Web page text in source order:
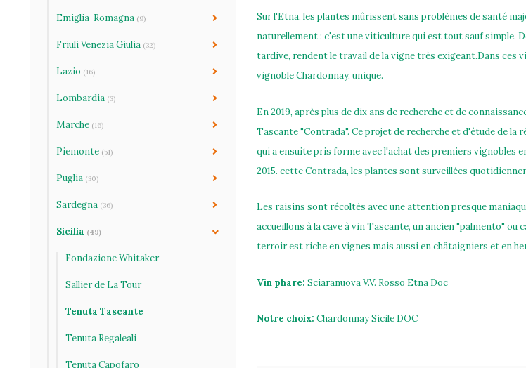
Emiglia-Romagna (9)
Friuli Venezia Giulia (32)
Lazio (16)
Lombardia (3)
Marche (16)
Piemonte (51)
Puglia (30)
Sardegna (36)
Sicilia (49)
Fondazione Whitaker
Sallier de La Tour
Tenuta Tascante
Tenuta Regaleali
Tenuta Capofaro
Sur l'Etna, les plantes mûrissent sans problèmes de santé
naturellement : c'est une viticulture qui est tout sauf simple.
tardive, rendent le travail de la vigne très exigeant.Dans
vignoble Chardonnay, unique.
En 2019, après plus de dix ans de recherche et de
Tascante "Contrada". Ce projet de recherche et d'étude de
qui a ensuite pris forme avec l'achat des premiers vignobles
2015. cette Contrada, les plantes sont surveillées
Les raisins sont récoltés avec une attention presque
accueillons à la cave à vin Tascante, un ancien "palmento"
terroir est riche en vignes mais aussi en châtaigniers et en
Vin phare: Sciaranuova V.V. Rosso Etna Doc
Notre choix: Chardonnay Sicile DOC